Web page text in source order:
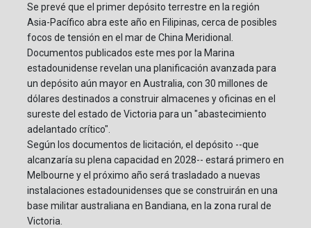
Se prevé que el primer depósito terrestre en la región
Asia-Pacífico abra este año en Filipinas, cerca de posibles
focos de tensión en el mar de China Meridional.
Documentos publicados este mes por la Marina
estadounidense revelan una planificación avanzada para
un depósito aún mayor en Australia, con 30 millones de
dólares destinados a construir almacenes y oficinas en el
sureste del estado de Victoria para un "abastecimiento
adelantado crítico".
Según los documentos de licitación, el depósito --que
alcanzaría su plena capacidad en 2028-- estará primero en
Melbourne y el próximo año será trasladado a nuevas
instalaciones estadounidenses que se construirán en una
base militar australiana en Bandiana, en la zona rural de
Victoria.